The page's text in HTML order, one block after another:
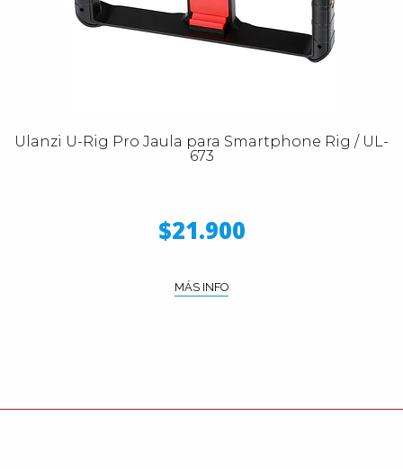
Ulanzi U-Rig Pro Jaula para Smartphone Rig / UL-
673
$21.900
MÁS INFO